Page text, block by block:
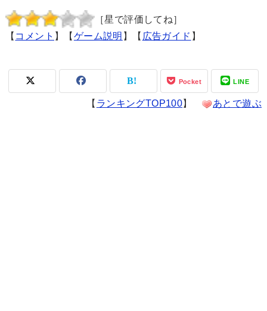
［星で評価してね］
【 コメント 】【 ゲーム説明 】【 広告ガイド 】
Pocket LINE
【 ランキングTOP100】 あとで遊ぶ